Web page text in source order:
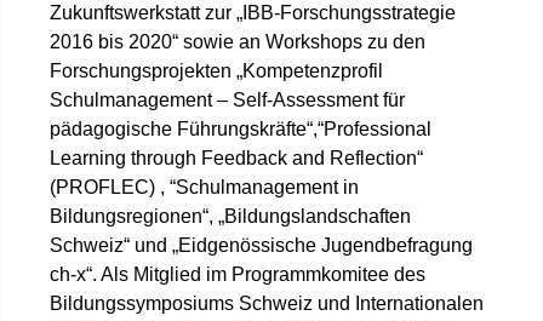
Zukunftswerkstatt zur „IBB-Forschungsstrategie
2016 bis 2020“ sowie an Workshops zu den
Forschungsprojekten „Kompetenzprofil
Schulmanagement – Self-Assessment für
pädagogische Führungskräfte“,“Professional
Learning through Feedback and Reflection“
(PROFLEC) , “Schulmanagement in
Bildungsregionen“, „Bildungslandschaften
Schweiz“ und „Eidgenössische Jugendbefragung
ch-x“. Als Mitglied im Programmkomitee des
Bildungssymposiums Schweiz und Internationalen